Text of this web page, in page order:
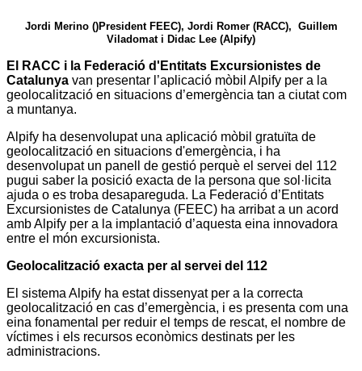
Jordi Merino ()President FEEC), Jordi Romer (RACC), Guillem
Viladomat i Didac Lee (Alpify)
El RACC i la Federació d'Entitats Excursionistes de
Catalunya van presentar l’aplicació mòbil Alpify per a la
geolocalització en situacions d’emergència tan a ciutat com
a muntanya.
Alpify ha desenvolupat una aplicació mòbil gratuïta de
geolocalització en situacions d'emergència, i ha
desenvolupat un panell de gestió perquè el servei del 112
pugui saber la posició exacta de la persona que sol·licita
ajuda o es troba desapareguda. La Federació d’Entitats
Excursionistes de Catalunya (FEEC) ha arribat a un acord
amb Alpify per a la implantació d’aquesta eina innovadora
entre el món excursionista.
Geolocalització exacta per al servei del 112
El sistema Alpify ha estat dissenyat per a la correcta
geolocalització en cas d’emergència, i es presenta com una
eina fonamental per reduir el temps de rescat, el nombre de
víctimes i els recursos econòmics destinats per les
administracions.